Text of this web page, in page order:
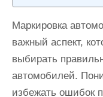
Маркировка
важный аспект,
выбирать
автомобилей.
избежать ошибок